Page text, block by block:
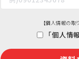
【個人情報の取
「個人情